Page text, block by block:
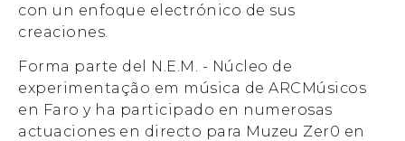
con un enfoque electrónico de sus
creaciones.
Forma parte del N.E.M. - Núcleo de
experimentação em música de ARCMúsicos
en Faro y ha participado en numerosas
actuaciones en directo para Muzeu Zer0 en